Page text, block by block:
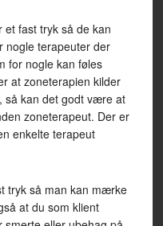
fast tryk så de kan
nogle terapeuter der
for nogle kan føles
at zoneterapien kilder
så kan det godt være at
zoneterapeut. Der er
enkelte terapeut
tryk så man kan mærke
at du som klient